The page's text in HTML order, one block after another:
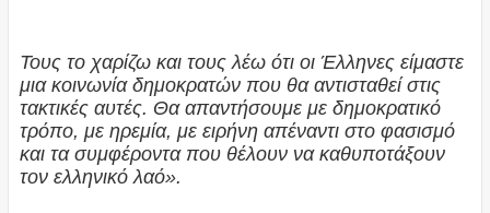
Τους το χαρίζω και τους λέω ότι οι Έλληνες είμαστε
μια κοινωνία δημοκρατών που θα αντισταθεί στις
τακτικές αυτές. Θα απαντήσουμε με δημοκρατικό
τρόπο, με ηρεμία, με ειρήνη απέναντι στο φασισμό
και τα συμφέροντα που θέλουν να καθυποτάξουν
τον ελληνικό λαό».